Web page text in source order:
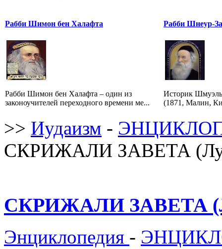
Рабби Шимон бен Халафта
Рабби Шимон бен Халафта – один из
законоучителей переходного времени ме...
Рабби Шнеур-
Историк
(1871, Малин,
>> Иудаизм -
СКРИЖАЛИ ЗАВЕТА
СКРИЖАЛИ ЗАВЕТА
Энциклопедия -